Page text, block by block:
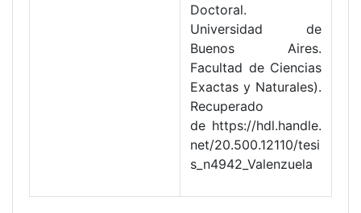
Doctoral.
Universidad de
Buenos Aires.
Facultad de Ciencias
Exactas y Naturales).
Recuperado
de https://hdl.handle.
net/20.500.12110/tesi
s_n4942_Valenzuela